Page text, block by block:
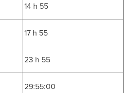
14 h 55
17 h 55
23 h 55
29:55:00